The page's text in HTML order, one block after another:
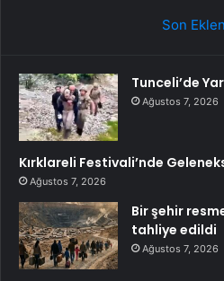
Son
Tunceli’de
Ağustos 7, 2026
Kırklareli Festivali’nde
Ağustos 7, 2026
Bir şehir
tahliye edildi
Ağustos 7, 2026